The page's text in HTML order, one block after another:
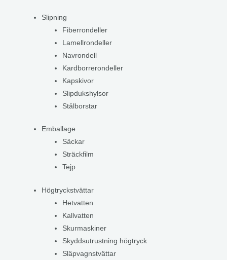
Slipning
Fiberrondeller
Lamellrondeller
Navrondell
Kardborrerondeller
Kapskivor
Slipdukshylsor
Stålborstar
Emballage
Säckar
Sträckfilm
Tejp
Högtryckstvättar
Hetvatten
Kallvatten
Skurmaskiner
Skyddsutrustning högtryck
Släpvagnstvättar